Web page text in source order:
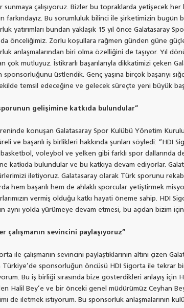
sunmaya çalışıyoruz. Bizler bu topraklarda yetişecek
farkındayız. Bu sorumluluk bilinci ile şirketimizin
yatırımları bundan yaklaşık 15 yıl önce Galatasaray
da önceliğimiz. Zorlu koşullara rağmen günden güne
anlaşmalarından biri olma özelliğini de taşıyor. Yıl
çok mutluyuz. İstikrarlı başarılarıyla dikkatimizi çeken
sponsorluğunu üstlendik. Genç yaşına birçok başarıyı
temsil edeceğine ve gelecek süreçte yeni büyük
gelişimine katkıda bulundular”
konuşan Galatasaray Spor Kulübü Yönetim Kurulu
ve başarılı iş birlikleri hakkında şunları söyledi: “HDI
voleybol ve yelken gibi farklı spor dallarında
katkıda bulundular ve bu katkıya devam ediyorlar.
iletiyoruz. Galatasaray olarak Türk sporunu
hem başarılı hem de ahlaklı sporcular yetiştirmek
vermiş olduğu katkı hayati öneme sahip. HDI
aynı yolda yürümeye devam etmesi, bu açıdan bizim
çalışmanın sevincini paylaşıyoruz”
ile çalışmanın sevincini paylaştıklarının altını çizen
Türkiye’de sponsorluğun öncüsü HDI Sigorta ile tekrar
Bu iş birliği sırasında bize gösterdikleri anlayış
Halil Bey’e ve bir önceki genel müdürümüz Ceyhan
de iletmek istiyorum. Bu sponsorluk anlaşmalarının